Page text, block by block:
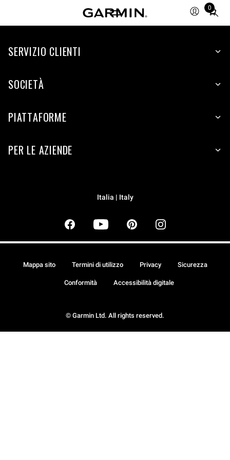
0
Total
items
cart:
SERVIZIO CLIENTI
SOCIETÀ
PIATTAFORME
PER LE AZIENDE
Italia | Italy
© Garmin Ltd. All rights reserved.
Mappa sito Termini di utilizzo Privacy Sicurezza
Conformità Accessibilità digitale